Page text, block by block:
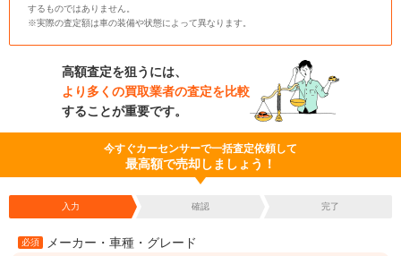
するものではありません。
※実際の査定額は車の装備や状態によって異なります。
高額査定を狙うには、
より多くの買取業者の査定を比較
することが重要です。
今すぐカーセンサーで一括査定依頼して
最高額で売却しましょう！
入力 確認 完了
必須 メーカー・車種・グレード